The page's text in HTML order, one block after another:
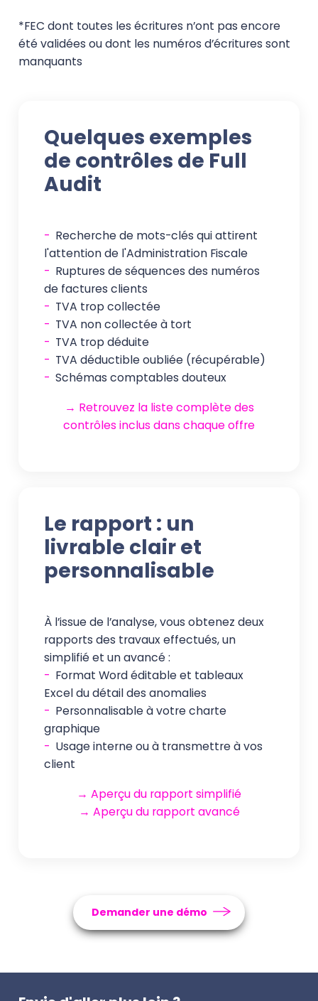
*FEC dont toutes les écritures n’ont pas encore
été validées ou dont les numéros d’écritures sont
manquants
Quelques exemples
de contrôles de Full
Audit
- Recherche de mots-clés qui attirent
l'attention de l'Administration Fiscale
- Ruptures de séquences des numéros
de factures clients
- TVA trop collectée
- TVA non collectée à tort
- TVA trop déduite
- TVA déductible oubliée (récupérable)
- Schémas comptables douteux
→ Retrouvez la liste complète des
contrôles inclus dans chaque offre
Le rapport : un
livrable clair et
personnalisable
À l’issue de l’analyse, vous obtenez deux
rapports des travaux effectués, un
simplifié et un avancé :
- Format Word éditable et tableaux
Excel du détail des anomalies
- Personnalisable à votre charte
graphique
- Usage interne ou à transmettre à vos
client
→ Aperçu du rapport simplifié
→ Aperçu du rapport avancé
Demander une démo